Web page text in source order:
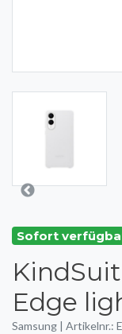
Sofort
KindSuit
Edge
Samsung | Artikelnr.: